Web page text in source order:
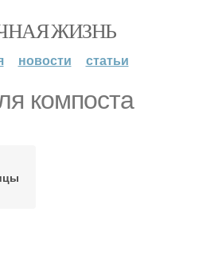
ЖИЗНЬ
новости статьи
компоста